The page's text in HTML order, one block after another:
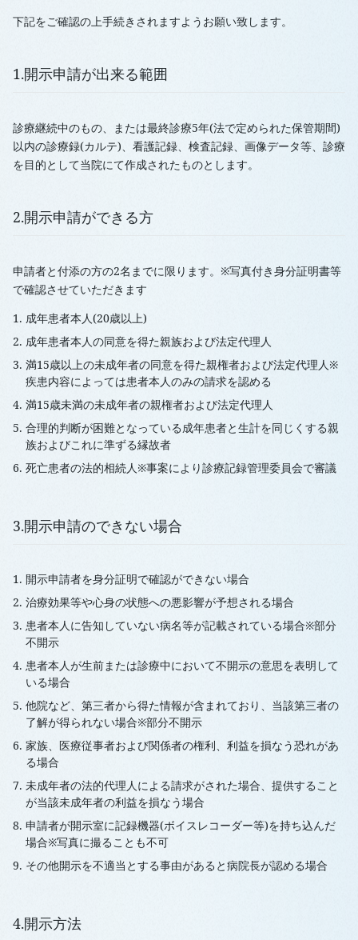
下記をご確認の上手続きされますようお願い致します。
1.開示申請が出来る範囲
診療継続中のもの、または最終診療5年(法で定められた保管期間)
以内の診療録(カルテ)、看護記録、検査記録、画像データ等、診療
を目的として当院にて作成されたものとします。
2.開示申請ができる方
申請者と付添の方の2名までに限ります。※写真付き身分証明書等
で確認させていただきます
成年患者本人(20歳以上)
成年患者本人の同意を得た親族および法定代理人
満15歳以上の未成年者の同意を得た親権者および法定代理人※
疾患内容によっては患者本人のみの請求を認める
満15歳未満の未成年者の親権者および法定代理人
合理的判断が困難となっている成年患者と生計を同じくする親
族およびこれに準ずる縁故者
死亡患者の法的相続人※事案により診療記録管理委員会で審議
3.開示申請のできない場合
開示申請者を身分証明で確認ができない場合
治療効果等や心身の状態への悪影響が予想される場合
患者本人に告知していない病名等が記載されている場合※部分
不開示
患者本人が生前または診療中において不開示の意思を表明して
いる場合
他院など、第三者から得た情報が含まれており、当該第三者の
了解が得られない場合※部分不開示
家族、医療従事者および関係者の権利、利益を損なう恐れがあ
る場合
未成年者の法的代理人による請求がされた場合、提供すること
が当該未成年者の利益を損なう場合
申請者が開示室に記録機器(ボイスレコーダー等)を持ち込んだ
場合※写真に撮ることも不可
その他開示を不適当とする事由があると病院長が認める場合
4.開示方法